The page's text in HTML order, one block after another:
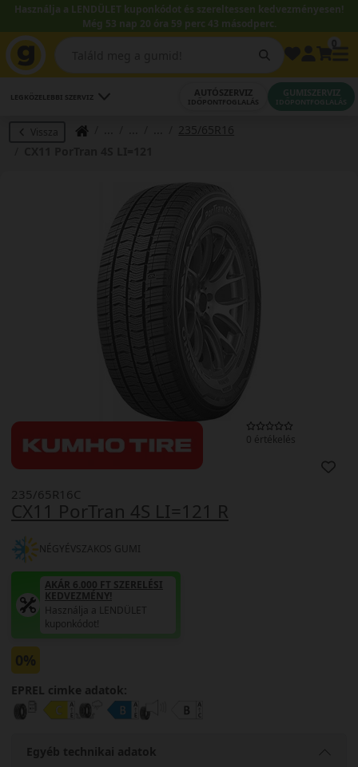
Használja a LENDÜLET kuponkódot és szereltessen kedvezményesen!
Még 53 nap 20 óra 59 perc 42 másodperc.
LEGKÖZELEBBI SZERVIZ AUTÓSZERVIZ
IDŐPONTFOGLALÁS
GUMISZERVIZ
IDŐPONTFOGLALÁS
Vissza
235/65R16
0 értékelés
CX11 PorTran 4S LI=121 R
235/65R16C
NÉGYÉVSZAKOS GUMI
AKÁR 6.000 FT SZERELÉSI
KEDVEZMÉNY!
Használja a LENDÜLET
kuponkódot!
0%
EPREL cimke adatok:
Egyéb technikai adatok